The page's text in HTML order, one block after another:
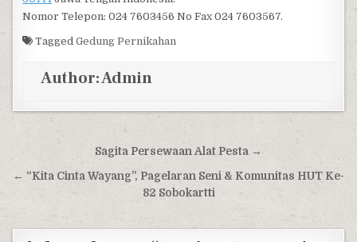
Nomor Telepon: 024 7603456 No Fax 024 7603567.
TaggedGedung Pernikahan
Author:Admin
Post navigationSagita Persewaan Alat Pesta →
← “Kita Cinta Wayang”, Pagelaran Seni & Komunitas HUT Ke-
82 Sobokartti